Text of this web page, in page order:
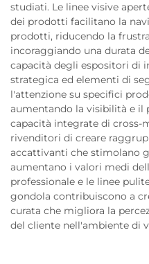
studiati. Le linee visive
dei prodotti facilitano la
prodotti, riducendo la
incoraggiando una durata
capacità degli espositori di
strategica ed elementi di
l'attenzione su specifici
aumentando la visibilità e il
capacità integrate di cross-
rivenditori di creare
accattivanti che stimolano
aumentano i valori medi
professionale e le linee
gondola contribuiscono a
curata che migliora la
del cliente nell'ambiente di